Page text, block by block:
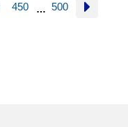
450 … 500